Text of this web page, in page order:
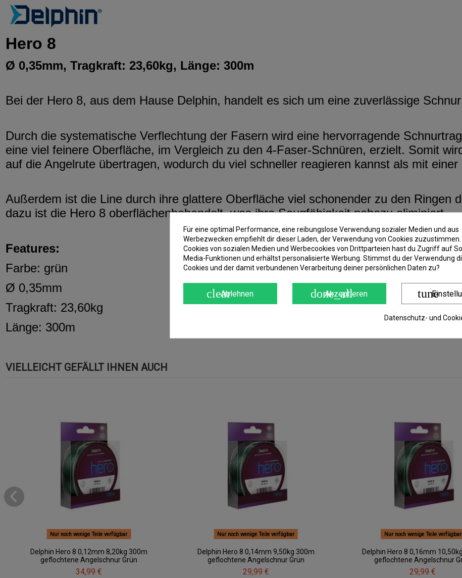
Hero 8
Ø 0,35mm, Tragkraft: 23,60kg, Länge: 300m
Bei der Hero 8, aus dem Hause Delphin, handelt es sich um eine zuverlässige
Durch die systematische Verflechtung der Fasern wird eine hervorragende
eine viel feinere Oberfläche, im Vergleich zu den 4-Faser-Schnüren, erzielt. Somit
auf die Angelrute übertragen, wodurch du viel schneller reagieren kannst als mit einer
Außerdem ist die Line durch ihre glattere Oberfläche viel schonender zu den Ringen
dazu ist die Hero 8 oberflächenbehandelt, was ihre Saugfähigkeit nahezu eliminiert.
Features:
Farbe: grün
Ø 0,35mm
Tragkraft: 23,60kg
Länge: 300m
VIELLEICHT GEFÄLLT IHNEN AUCH
Nur noch wenige Teile verfügbar
Delphin Hero 8 0,12mm 8,20kg 300m
geflochtene Angelschnur Grün
34,99 €
Nur noch wenige Teile verfügbar
Delphin Hero 8 0,14mm 9,50kg 300m
geflochtene Angelschnur Grün
29,99 €
Nur noch wenige Teile verfügbar
Delphin Hero 8 0,16mm
geflochtene Angelschnur
29,99 €
Für eine optimal Performance, eine reibungslose Verwendung sozialer Medien und aus
Werbezwecken empfiehlt dir dieser Laden, der Verwendung von Cookies zuzustimmen.
Cookies von sozialen Medien und Werbecookies von Drittparteien hast du Zugriff auf
Media-Funktionen und erhältst personalisierte Werbung. Stimmst du der Verwendung
Cookies und der damit verbundenen Verarbeitung deiner persönlichen Daten zu?
clearAblehnen done_all
Akzeptieren tune
Datenschutz- und